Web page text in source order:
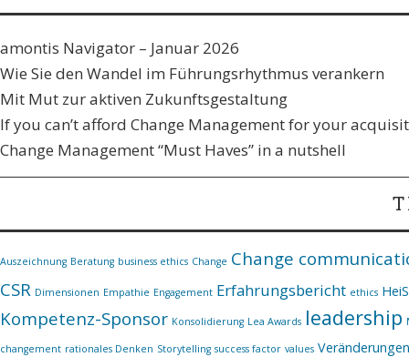
amontis Navigator – Januar 2026
Wie Sie den Wandel im Führungsrhythmus verankern​
Mit Mut zur aktiven Zukunftsgestaltung
If you can’t afford Change Management for your
Change Management “Must Haves” in a nutshell
Auszeichnung Beratung business ethics Change Change
CSR Dimensionen Empathie Engagement Erfahrungsbericht ethics
Kompetenz-Sponsor Konsolidierung Lea Awards leadership
changement rationales Denken Storytelling success factor values Veränderungen